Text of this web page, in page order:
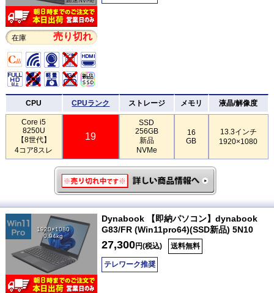
在庫 売り切れ
CPU CPUランク ストレージ メモリ 液晶/解像度
Core i5
8250U
【8世代】
4コア8スレ
19
SSD
256GB
新品
NVMe
16
GB
13.3インチ
1920×1080
1920×1080
0.94kg
Dynabook 【即納パソコン】dynabook
G83/FR (Win11pro64)(SSD新品) 5N10
27,300円(税込) 送料無料
テレワーク推奨